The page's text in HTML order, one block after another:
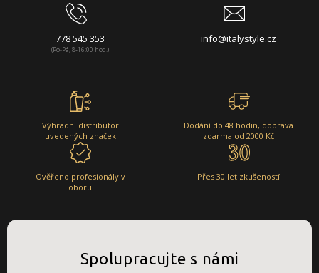
778 545 353
(Po-Pá, 8-16:00 hod.)
info@italystyle.cz
Výhradní distributor
uvedených značek
Dodání do 48 hodin, doprava
zdarma od 2000 Kč
Ověřeno profesionály v
oboru
Přes 30 let zkušeností
Spolupracujte s námi